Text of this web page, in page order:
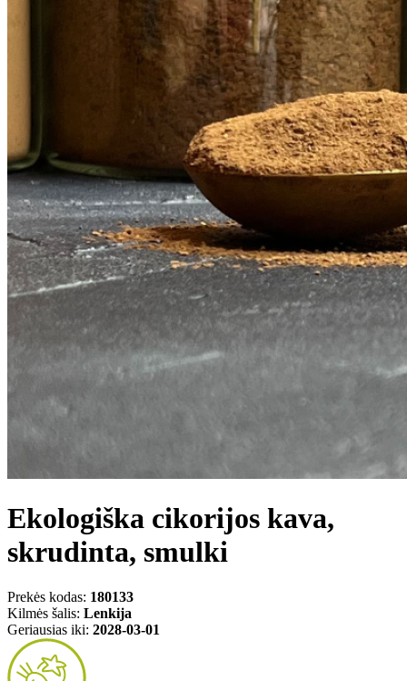
Ekologiška cikorijos kava,
skrudinta, smulki
Prekės kodas: 180133
Kilmės šalis: Lenkija
Geriausias iki: 2028-03-01